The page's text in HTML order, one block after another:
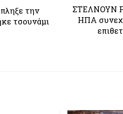
την
τσουνάμι
ΣΤΕΛΝΟΥΝ
ΗΠΑ